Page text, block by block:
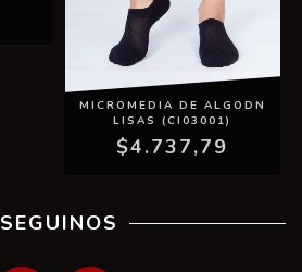
MICROMEDIA DE ALGODN
LISAS (CI03001)
$4.737,79
SEGUINOS